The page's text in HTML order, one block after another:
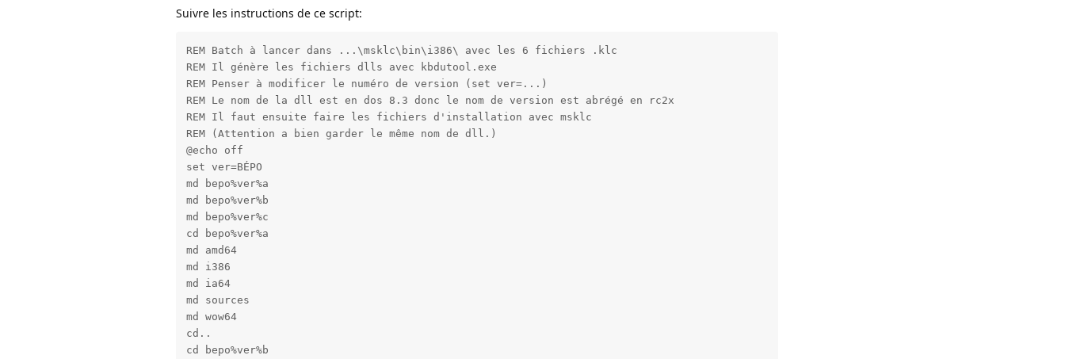
Suivre les instructions de ce script:
REM Batch à lancer dans ...\msklc\bin\i386\ avec les 6 fichiers .klc
REM Il génère les fichiers dlls avec kbdutool.exe
REM Penser à modificer le numéro de version (set ver=...)
REM Le nom de la dll est en dos 8.3 donc le nom de version est abrégé en rc2x
REM Il faut ensuite faire les fichiers d'installation avec msklc
REM (Attention a bien garder le même nom de dll.)
@echo off
set ver=BÉPO
md bepo%ver%a
md bepo%ver%b
md bepo%ver%c
cd bepo%ver%a
md amd64
md i386
md ia64
md sources
md wow64
cd..
cd bepo%ver%b